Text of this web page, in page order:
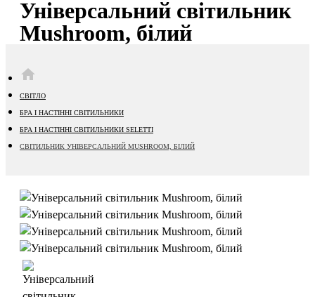
Універсальний світильник
Mushroom, білий
СВІТЛО
БРА І НАСТІННІ СВІТИЛЬНИКИ
БРА І НАСТІННІ СВІТИЛЬНИКИ SELETTI
СВІТИЛЬНИК УНІВЕРСАЛЬНИЙ MUSHROOM, БІЛИЙ